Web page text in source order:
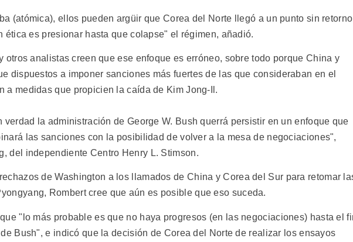
(atómica), ellos pueden argüir que Corea del Norte llegó a un punto sin retorno
ética es presionar hasta que colapse" el régimen, añadió.
otros analistas creen que ese enfoque es erróneo, sobre todo porque China y
dispuestos a imponer sanciones más fuertes de las que consideraban en el
a medidas que propicien la caída de Kim Jong-Il.
verdad la administración de George W. Bush querrá persistir en un enfoque que
las sanciones con la posibilidad de volver a la mesa de negociaciones",
del independiente Centro Henry L. Stimson.
de Washington a los llamados de China y Corea del Sur para retomar
Rombert cree que aún es posible que eso suceda.
"lo más probable es que no haya progresos (en las negociaciones) hasta el
Bush", e indicó que la decisión de Corea del Norte de realizar los ensayos